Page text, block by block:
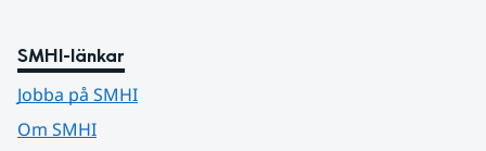
SMHI-länkar
Jobba på SMHI
Om SMHI